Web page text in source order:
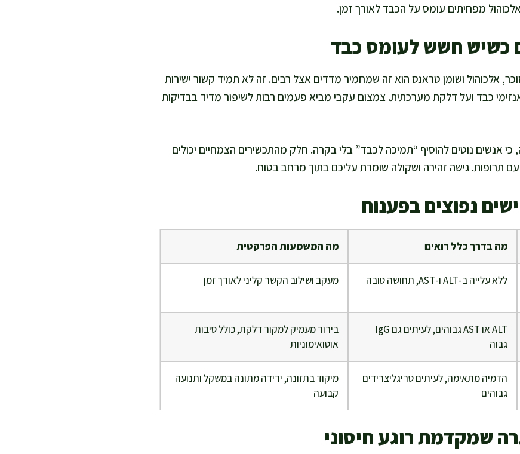
מפחיתים עומס על הכבד לאורך זמן.
כשיש חשש לעומס כבד
אלכוהול ושומן טראנס הוא זה שמחמיר מדדים אצל רבים. זה לא תמיד קשור ישירות
כבד ועל דלקת מערכתית. צמצום עקבי מביא פעמים רבות לשיפור מדיד בבדיקות
כי אנשים נוטים להוסיף “תמיכה לכבד” בלי בקרה. חלק מהתכשירים הצמחיים יכולים
תרופות. גישה זהירה ושקולה שומרת עליכם בתוך מרחב בטוח.
נפוצים בפענוח
מה בדרך כלל רואים מה המשמעות הפרקטית
ללא עלייה ב-ALT ו-AST, תחושה טובה מעקב ושילוב הקשר קליני לאורך זמן
ALT או AST גבוהים, לעיתים גם IgG
גבוה
בירור מעמיק למקור דלקת, כולל סיבות
אוטואימוניות
הדמיה מתאימה, לעיתים טריגליצרידים
גבוהים
מיקוד בתזונה, ירידה מתונה במשקל ותנועה
קבועה
שמקדמת רוגע חיסוני